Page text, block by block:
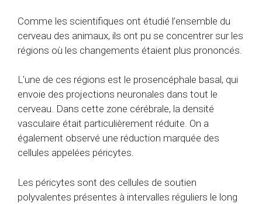
Comme les scientifiques ont étudié l’ensemble du
cerveau des animaux, ils ont pu se concentrer sur les
régions où les changements étaient plus prononcés.
L'une de ces régions est le prosencéphale basal, qui
envoie des projections neuronales dans tout le
cerveau. Dans cette zone cérébrale, la densité
vasculaire était particulièrement réduite. On a
également observé une réduction marquée des
cellules appelées péricytes.
Les péricytes sont des cellules de soutien
polyvalentes présentes à intervalles réguliers le long